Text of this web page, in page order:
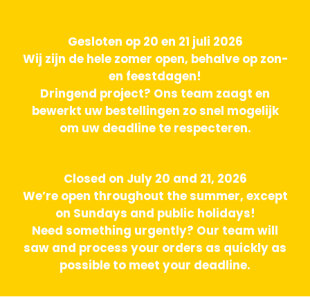
Gesloten op 20 en 21 juli 2026
Wij zijn de hele zomer open, behalve op zon-
en feestdagen!
Dringend project? Ons team zaagt en
bewerkt uw bestellingen zo snel mogelijk
om uw deadline te respecteren.
Closed on July 20 and 21, 2026
We’re open throughout the summer, except
on Sundays and public holidays!
Need something urgently? Our team will
saw and process your orders as quickly as
possible to meet your deadline.